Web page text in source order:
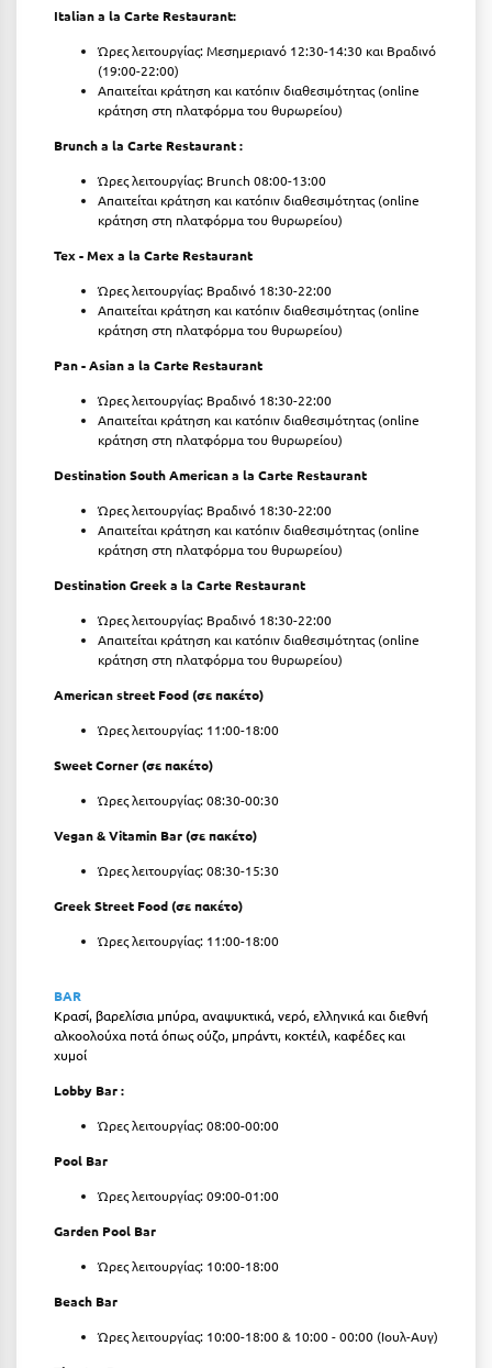
Ορεινή Αρκαδία
Ορεινή Ναυπακτία
Πάλαιρος
Παραλία Κατερίνης
Παραλία Λιτοχώρου
Παράλιο Άστρος
Παρνασσός
Πάρος
Παύλιανη
Πήλιο
Πλαταμώνας
Πλύτρα Λακωνίας
Πόρος
Πόρτο Χέλι
Πύργος
Ρέθυμνο
Italian a la Carte Restaurant:
Ώρες λειτουργίας: Μεσημεριανό 12:30-14:30 και Βραδινό
(19:00-22:00)
Απαιτείται κράτηση και κατόπιν διαθεσιμότητας (online
κράτηση στη πλατφόρμα του θυρωρείου)
Brunch a la Carte Restaurant :
Ώρες λειτουργίας: Brunch 08:00-13:00
Απαιτείται κράτηση και κατόπιν διαθεσιμότητας (online
κράτηση στη πλατφόρμα του θυρωρείου)
Tex - Mex a la Carte Restaurant
Ώρες λειτουργίας: Βραδινό 18:30-22:00
Απαιτείται κράτηση και κατόπιν διαθεσιμότητας (online
κράτηση στη πλατφόρμα του θυρωρείου)
Pan - Asian a la Carte Restaurant
Ώρες λειτουργίας: Βραδινό 18:30-22:00
Απαιτείται κράτηση και κατόπιν διαθεσιμότητας (online
κράτηση στη πλατφόρμα του θυρωρείου)
Destination South American a la Carte Restaurant
Ώρες λειτουργίας: Βραδινό 18:30-22:00
Απαιτείται κράτηση και κατόπιν διαθεσιμότητας (online
κράτηση στη πλατφόρμα του θυρωρείου)
Destination Greek a la Carte Restaurant
Ώρες λειτουργίας: Βραδινό 18:30-22:00
Απαιτείται κράτηση και κατόπιν διαθεσιμότητας (online
κράτηση στη πλατφόρμα του θυρωρείου)
American street Food (σε πακέτο)
Ώρες λειτουργίας: 11:00-18:00
Sweet Corner (σε πακέτο)
Ώρες λειτουργίας: 08:30-00:30
Vegan & Vitamin Bar (σε πακέτο)
Ώρες λειτουργίας: 08:30-15:30
Greek Street Food (σε πακέτο)
Ώρες λειτουργίας: 11:00-18:00
BAR
Κρασί, βαρελίσια μπύρα, αναψυκτικά, νερό, ελληνικά και διεθνή
αλκοολούχα ποτά όπως ούζο, μπράντι, κοκτέιλ, καφέδες και
χυμοί
Lobby Bar :
Ώρες λειτουργίας: 08:00-00:00
Pool Bar
Ώρες λειτουργίας: 09:00-01:00
Garden Pool Bar
Ώρες λειτουργίας: 10:00-18:00
Beach Bar
Ώρες λειτουργίας: 10:00-18:00 & 10:00 - 00:00 (Ιουλ-Αυγ)